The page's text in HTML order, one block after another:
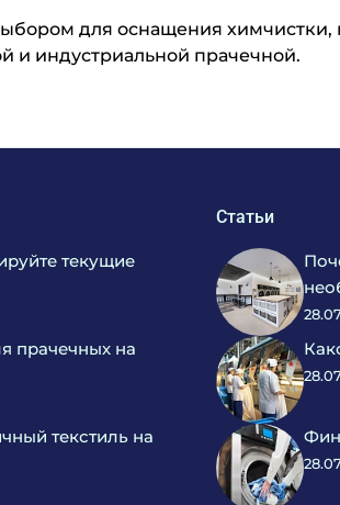
для оснащения химчистки,
и индустриальной прачечной.
текущие
прачечных на
текстиль на
Статьи